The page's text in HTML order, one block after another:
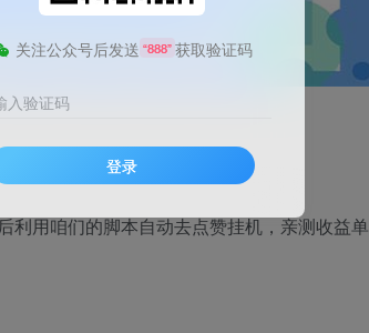
利用咱们的脚本自动去点赞挂机，亲测收益单
关注公众号后发送 “888” 获取验证码
入验证码
登录